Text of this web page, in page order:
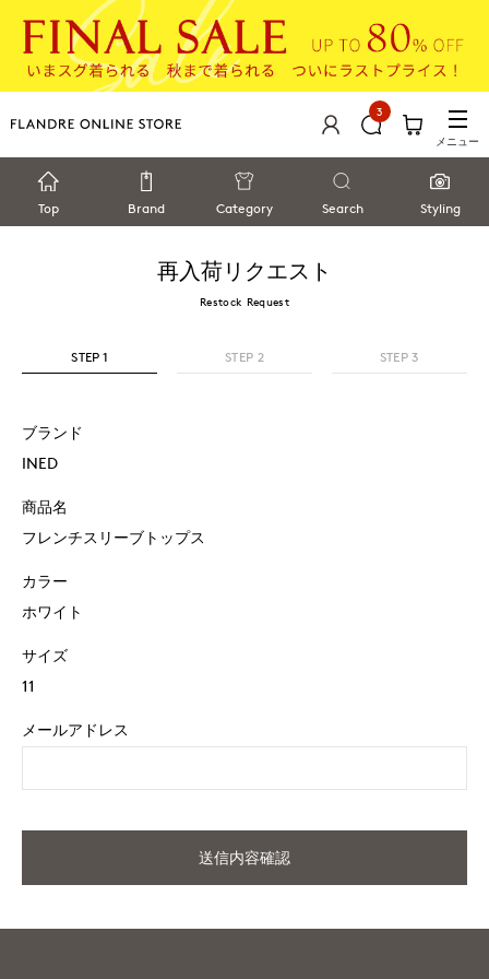
3
メニュー
Top Brand Category Search Styling
再入荷リクエスト
Restock Request
STEP 1 STEP 2 STEP 3
ブランド
INED
商品名
フレンチスリーブトップス
カラー
ホワイト
サイズ
11
メールアドレス
送信内容確認